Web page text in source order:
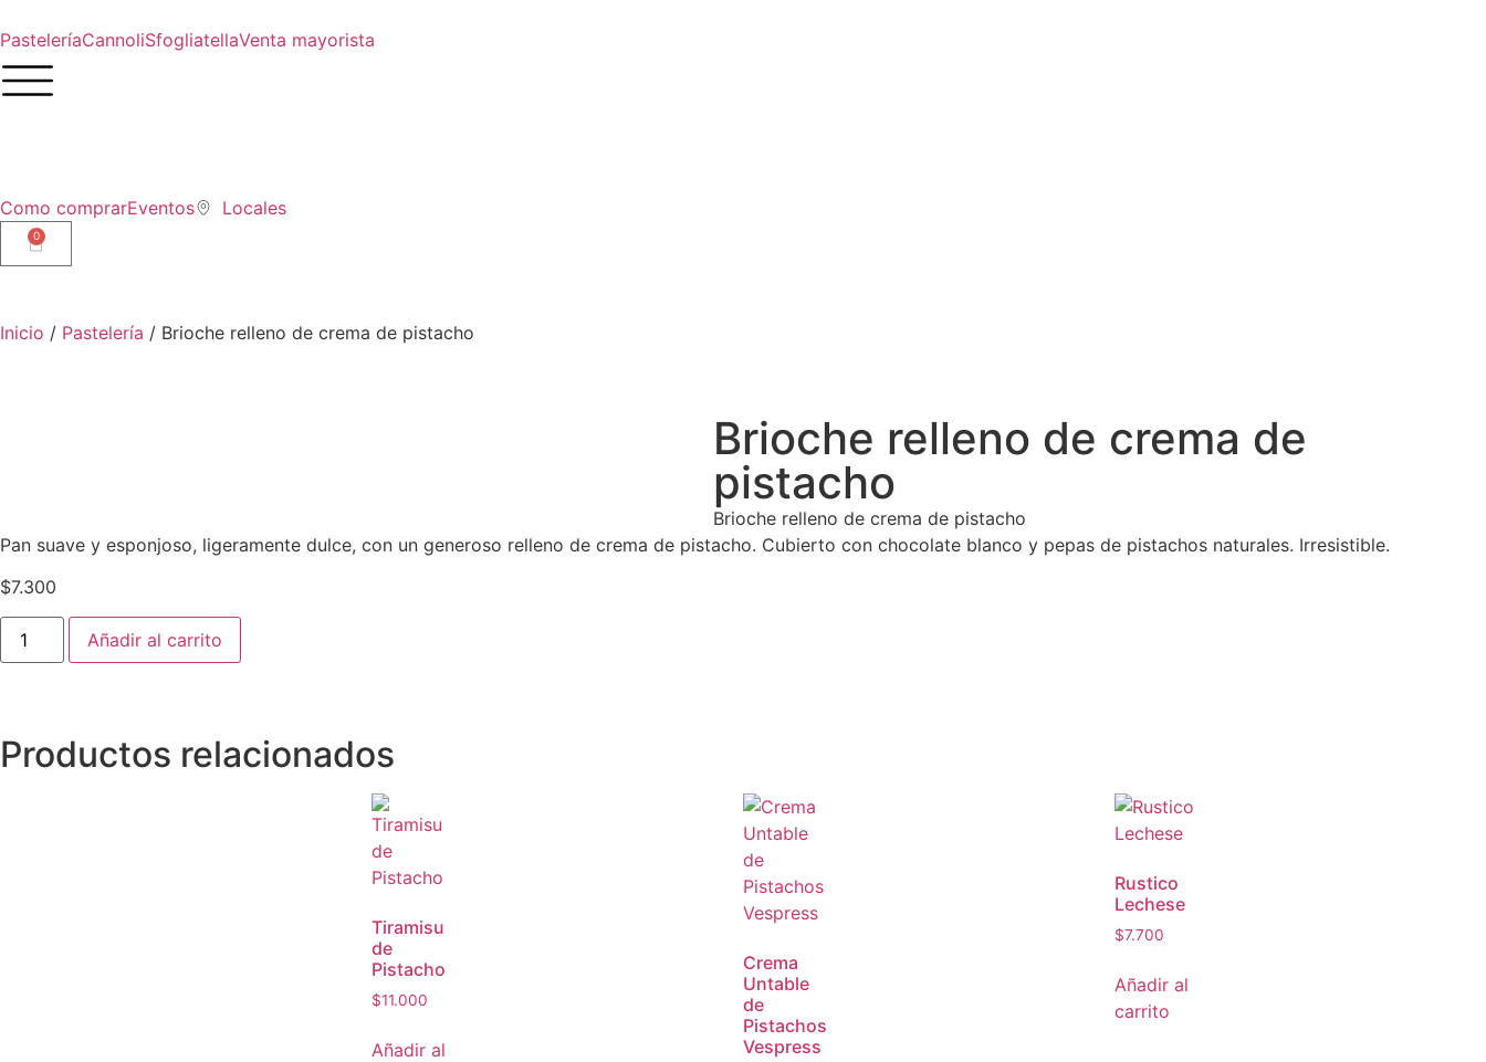
PasteleríaCannoliSfogliatellaVenta mayorista
Como comprarEventos Locales
0
Inicio / Pastelería / Brioche relleno de crema de pistacho
Brioche relleno de crema de
pistacho
Brioche relleno de crema de pistacho
Pan suave y esponjoso, ligeramente dulce, con un generoso relleno de crema de pistacho. Cubierto con chocolate blanco y pepas de pistachos naturales. Irresistible.
$7.300
Añadir al carrito
Productos relacionados
Tiramisu
de
Pistacho
$11.000
Añadir al
Crema
Untable
de
Pistachos
Vespress
Rustico
Lechese
$7.700
Añadir al
carrito